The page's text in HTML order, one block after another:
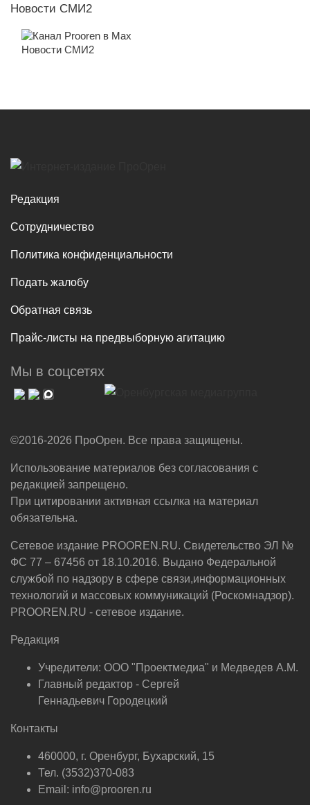
Новости СМИ2
Новости СМИ2
Редакция
Сотрудничество
Политика конфиденциальности
Подать жалобу
Обратная связь
Прайс-листы на предвыборную агитацию
Мы в соцсетях
©2016-2026 ПроОрен. Все права защищены.
Использование материалов без согласования с
редакцией запрещено.
При цитировании активная ссылка на материал
обязательна.
Сетевое издание PROOREN.RU. Свидетельство ЭЛ №
ФС 77 – 67456 от 18.10.2016. Выдано Федеральной
службой по надзору в сфере связи,информационных
технологий и массовых коммуникаций (Роскомнадзор).
PROOREN.RU - сетевое издание.
Редакция
Учредители: ООО "Проектмедиа" и Медведев А.М.
Главный редактор - Сергей
Геннадьевич Городецкий
Контакты
460000, г. Оренбург, Бухарский, 15
Тел. (3532)370-083
Email: info@prooren.ru